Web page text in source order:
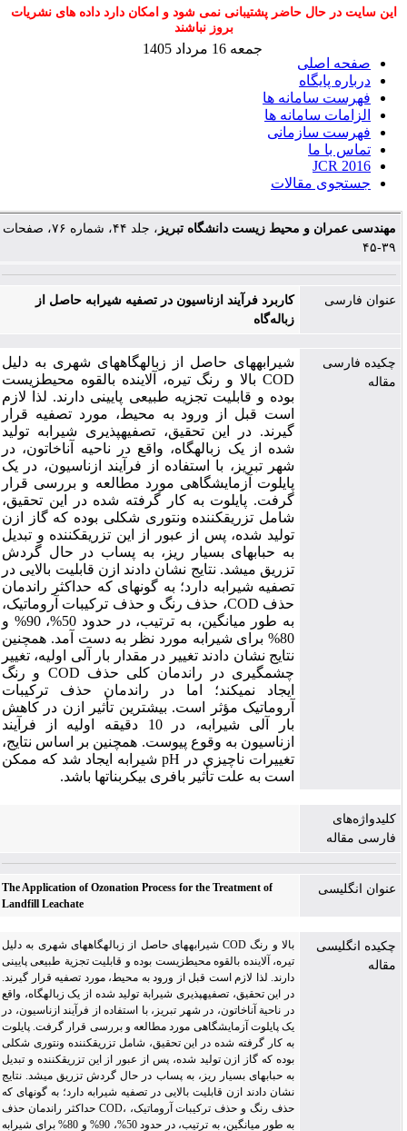
این سایت در حال حاضر پشتیبانی نمی شود و امکان دارد داده های نشریات
بروز نباشند
صفحه اصلی
درباره پایگاه
فهرست سامانه ها
الزامات سامانه ها
فهرست سازمانی
تماس با ما
JCR 2016
جستجوی مقالات
جمعه 16 مرداد 1405
مهندسی عمران و محیط زیست دانشگاه تبریز
، جلد ۴۴، شماره ۷۶، صفحات
۳۹-۴۵
عنوان فارسی
کاربرد فرآیند ازناسیون در تصفیه شیرابه حاصل از
زباله‌گاه
چکیده فارسی
مقاله
شیرابه­های حاصل از زباله­گاه­های شهری به دلیل
COD بالا و رنگ تیره، آلاینده بالقوه محیط­زیست
بوده و قابلیت تجزیه طبیعی پایینی دارند. لذا لازم
است قبل از ورود به محیط، مورد تصفیه قرار
گیرند. در این تحقیق، تصفیه­پذیری شیرابه تولید
شده از یک زباله­گاه، واقع در ناحیه آناخاتون، در
شهر تبریز، با استفاده از فرآیند ازناسیون، در یک
پایلوت آزمایشگاهی مورد مطالعه و بررسی قرار
گرفت. پایلوت به کار گرفته شده در این تحقیق،
شامل تزریق­کننده ونتوری شکلی بوده که گاز ازن
تولید شده، پس از عبور از این تزریق­کننده و تبدیل
به حباب­های بسیار ریز، به پساب در حال گردش
تزریق می­شد. نتایج نشان دادند ازن قابلیت بالایی در
تصفیه شیرابه دارد؛ به گونه­ای که حداکثر راندمان
حذف COD، حذف رنگ و حذف ترکیبات آروماتیک،
به طور میانگین، به ترتیب، در حدود 50%، 90% و
80% برای شیرابه مورد نظر به دست آمد. همچنین
نتایج نشان دادند تغییر در مقدار بار آلی اولیه، تغییر
چشمگیری در راندمان کلی حذف COD و رنگ
ایجاد نمی­کند؛ اما در راندمان حذف ترکیبات
آروماتیک مؤثر است. بیشترین تأثیر ازن در کاهش
بار آلی شیرابه، در 10 دقیقه اولیه از فرآیند
ازناسیون به وقوع پیوست. همچنین بر اساس نتایج،
تغییرات ناچیزی در pH شیرابه ایجاد شد که ممکن
است به علت تأثیر بافری بی­کربنات­ها باشد.
کلیدواژه‌های
فارسی مقاله
عنوان انگلیسی
The Application of Ozonation Process for the Treatment of
Landfill Leachate
چکیده انگلیسی
مقاله
شیرابه­های حاصل از زباله­گاه­های شهری به دلیل COD بالا و رنگ
تیره، آلاینده بالقوه محیط­زیست بوده و قابلیت تجزیة طبیعی پایینی
دارند. لذا لازم است قبل از ورود به محیط، مورد تصفیه قرار گیرند.
در این تحقیق، تصفیه­پذیری شیرابة تولید شده از یک زباله­گاه، واقع
در ناحیة آناخاتون، در شهر تبریز، با استفاده از فرآیند ازناسیون، در
یک پایلوت آزمایشگاهی مورد مطالعه و بررسی قرار گرفت. پایلوت
به کار گرفته شده در این تحقیق، شامل تزریق­کننده ونتوری شکلی
بوده که گاز ازن تولید شده، پس از عبور از این تزریق­کننده و تبدیل
به حباب­های بسیار ریز، به پساب در حال گردش تزریق می­شد. نتایج
نشان دادند ازن قابلیت بالایی در تصفیه شیرابه دارد؛ به گونه­ای که
حداکثر راندمان حذف COD، حذف رنگ و حذف ترکیبات آروماتیک،
به طور میانگین، به ترتیب، در حدود 50%، 90% و 80% برای شیرابه